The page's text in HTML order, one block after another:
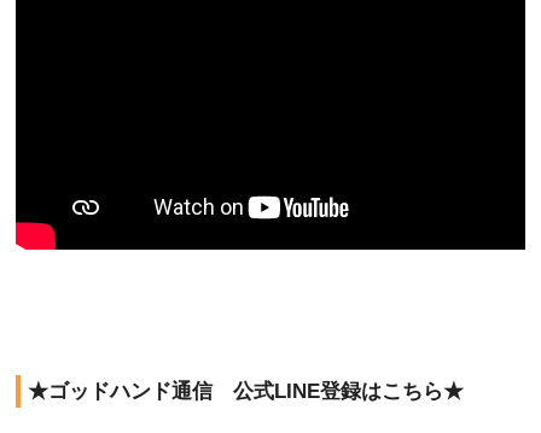
★ゴッドハンド通信 公式LINE登録はこちら★